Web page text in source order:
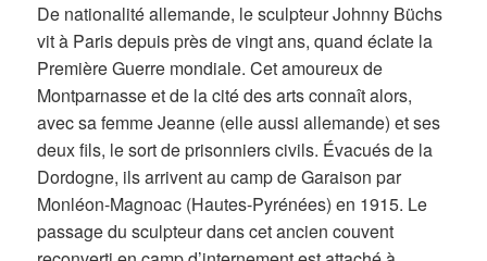
De nationalité allemande, le sculpteur Johnny Büchs
vit à Paris depuis près de vingt ans, quand éclate la
Première Guerre mondiale. Cet amoureux de
Montparnasse et de la cité des arts connaît alors,
avec sa femme Jeanne (elle aussi allemande) et ses
deux fils, le sort de prisonniers civils. Évacués de la
Dordogne, ils arrivent au camp de Garaison par
Monléon-Magnoac (Hautes-Pyrénées) en 1915. Le
passage du sculpteur dans cet ancien couvent